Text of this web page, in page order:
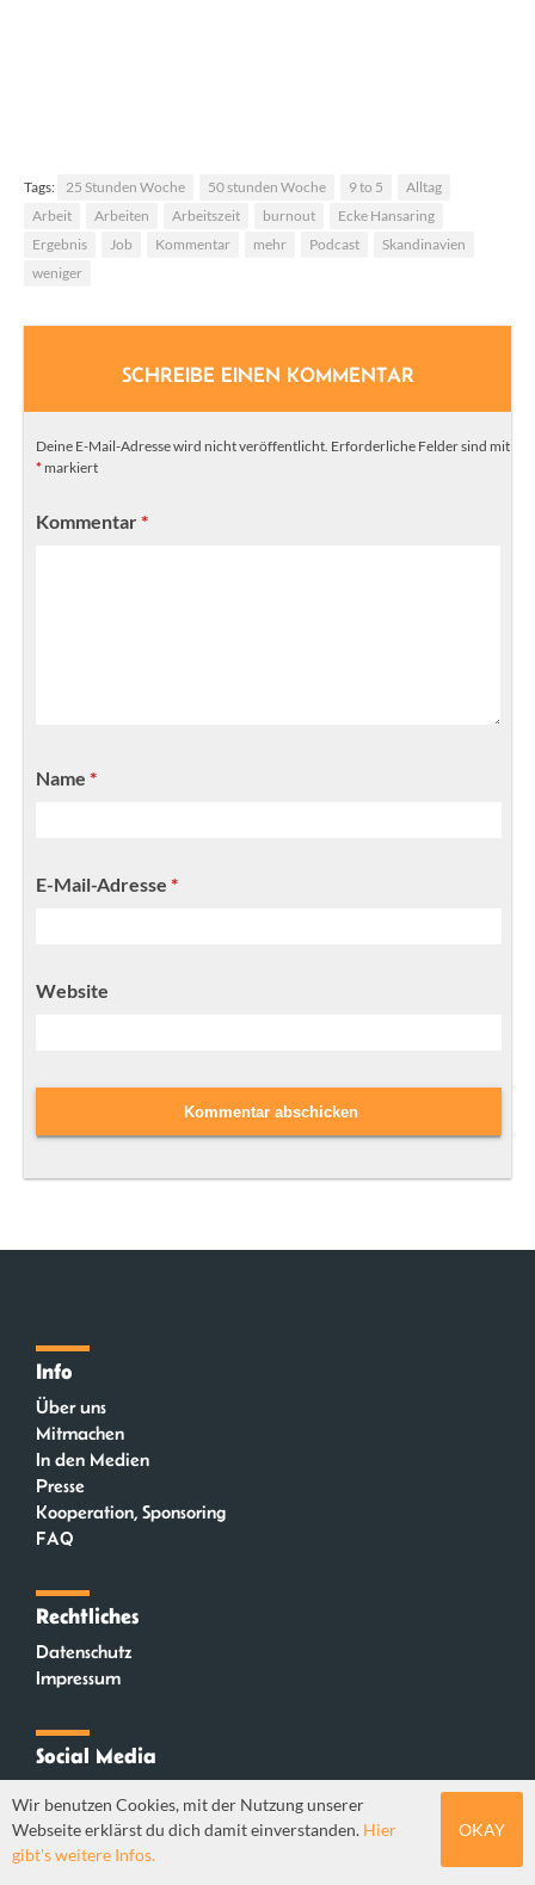
Tags: 25 Stunden Woche 50 stunden Woche 9 to 5
Alltag
Arbeit
Arbeiten Arbeitszeit burnout
Ecke Hansaring
Ergebnis
Job Kommentar mehr Podcast
Skandinavien
weniger
SCHREIBE EINEN KOMMENTAR
Deine E-Mail-Adresse wird nicht veröffentlicht. Erforderliche Felder sind mit
* markiert
Kommentar*
Name *
E-Mail-Adresse *
Website
Info
Über uns
Mitmachen
In den Medien
Presse
Kooperation, Sponsoring
FAQ
Rechtliches
Datenschutz
Impressum
Social Media
Mastodon
Wir benutzen Cookies, mit der Nutzung unserer
Webseite erklärst du dich damit einverstanden. Hier
gibt's weitere Infos.
OKAY